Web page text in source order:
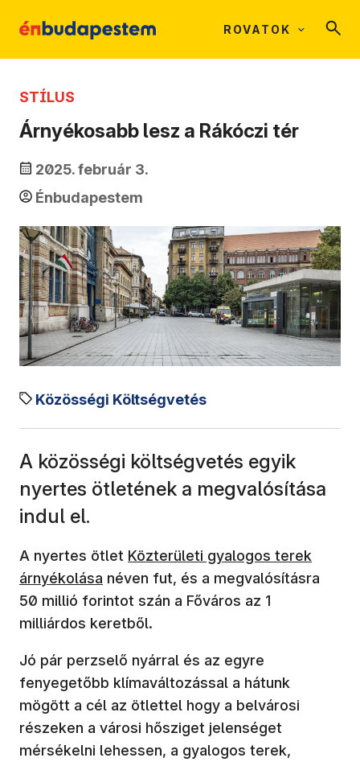
ROVATOK
STÍLUS
Árnyékosabb lesz a Rákóczi tér
2025. február 3.
Énbudapestem
Közösségi Költségvetés
A közösségi költségvetés egyik
nyertes ötletének a megvalósítása
indul el.
A nyertes ötlet Közterületi gyalogos terek
árnyékolása néven fut, és a megvalósításra
50 millió forintot szán a Főváros az 1
milliárdos keretből.
Jó pár perzselő nyárral és az egyre
fenyegetőbb klímaváltozással a hátunk
mögött a cél az ötlettel hogy a belvárosi
részeken a városi hősziget jelenséget
mérsékelni lehessen, a gyalogos terek,